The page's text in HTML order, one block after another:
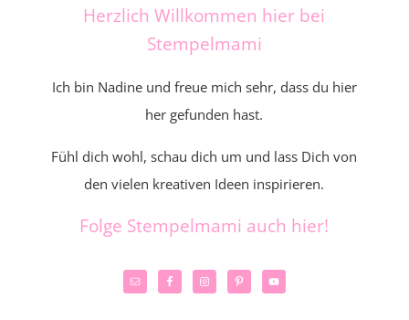
Herzlich Willkommen hier bei
Stempelmami
Ich bin Nadine und freue mich sehr, dass du hier
her gefunden hast.
Fühl dich wohl, schau dich um und lass Dich von
den vielen kreativen Ideen inspirieren.
Folge Stempelmami auch hier!